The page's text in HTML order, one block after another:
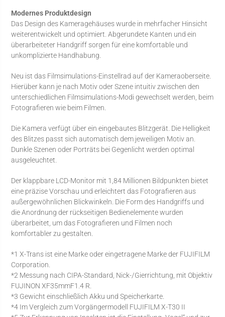
Modernes Produktdesign
Das Design des Kameragehäuses wurde in mehrfacher Hinsicht
weiterentwickelt und optimiert. Abgerundete Kanten und ein
überarbeiteter Handgriff sorgen für eine komfortable und
unkomplizierte Handhabung.
Neu ist das Filmsimulations-Einstellrad auf der Kameraoberseite.
Hierüber kann je nach Motiv oder Szene intuitiv zwischen den
unterschiedlichen Filmsimulations-Modi gewechselt werden, beim
Fotografieren wie beim Filmen.
Die Kamera verfügt über ein eingebautes Blitzgerät. Die Helligkeit
des Blitzes passt sich automatisch dem jeweiligen Motiv an.
Dunkle Szenen oder Porträts bei Gegenlicht werden optimal
ausgeleuchtet.
Der klappbare LCD-Monitor mit 1,84 Millionen Bildpunkten bietet
eine präzise Vorschau und erleichtert das Fotografieren aus
außergewöhnlichen Blickwinkeln. Die Form des Handgriffs und
die Anordnung der rückseitigen Bedienelemente wurden
überarbeitet, um das Fotografieren und Filmen noch
komfortabler zu gestalten.
*1 X-Trans ist eine Marke oder eingetragene Marke der FUJIFILM
Corporation.
*2 Messung nach CIPA-Standard, Nick-/Gierrichtung, mit Objektiv
FUJINON XF35mmF1.4 R.
*3 Gewicht einschließlich Akku und Speicherkarte.
*4 Im Vergleich zum Vorgängermodell FUJIFILM X-T30 II